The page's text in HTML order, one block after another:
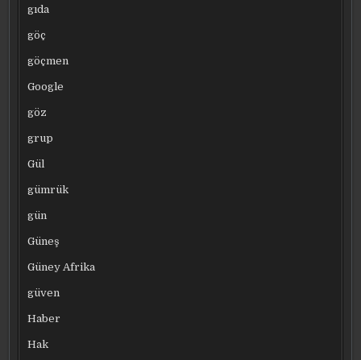
gıda
göç
göçmen
Google
göz
grup
Gül
gümrük
gün
Güneş
Güney Afrika
güven
Haber
Hak